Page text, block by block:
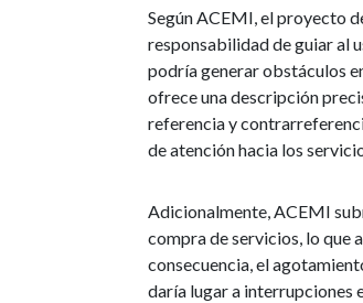
Según ACEMI, el proyecto
responsabilidad de guiar al
podría generar obstáculos
ofrece una descripción
referencia y
de atención hacia los
Adicionalmente, ACEMI
compra de servicios, lo que
consecuencia, el
daría lugar a interrupciones